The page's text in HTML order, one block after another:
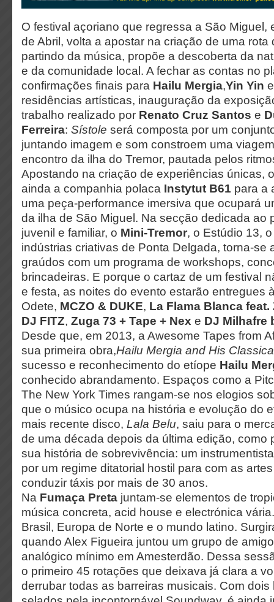
O festival açoriano que regressa a São Miguel,
de Abril, volta a apostar na criação de uma rota
partindo da música, propõe a descoberta da
e da comunidade local. A fechar as contas no
confirmações finais para Hailu Mergia,Yin Yin
residências artísticas, inauguração da
trabalho realizado por Renato Cruz Santos e
Ferreira: Sístole será composta por um
juntando imagem e som constroem uma
encontro da ilha do Tremor, pautada pelos
Apostando na criação de experiências únicas,
ainda a companhia polaca Instytut B61 para a
uma peça-performance imersiva que ocupará
da ilha de São Miguel. Na secção dedicada ao
juvenil e familiar, o Mini-Tremor, o Estúdio 13,
indústrias criativas de Ponta Delgada, torna-se
graúdos com um programa de workshops,
brincadeiras. E porque o cartaz de um festival
e festa, as noites do evento estarão entregues
Odete, MCZO & DUKE, La Flama Blanca feat.
DJ FITZ, Zuga 73 + Tape + Nex e DJ Milhafre
Desde que, em 2013, a Awesome Tapes from
sua primeira obra,Hailu Mergia and His
sucesso e reconhecimento do etíope Hailu
conhecido abrandamento. Espaços como a
The New York Times rangam-se nos elogios
que o músico ocupa na história e evolução do
mais recente disco, Lala Belu, saiu para o
de uma década depois da última edição, como
sua história de sobrevivência: um
por um regime ditatorial hostil para com as
conduzir táxis por mais de 30 anos.
Na Fumaça Preta juntam-se elementos de
música concreta, acid house e electrónica
Brasil, Europa de Norte e o mundo latino.
quando Alex Figueira juntou um grupo de
analógico mínimo em Amesterdão. Dessa
o primeiro 45 rotações que deixava já clara a
derrubar todas as barreiras musicais. Com